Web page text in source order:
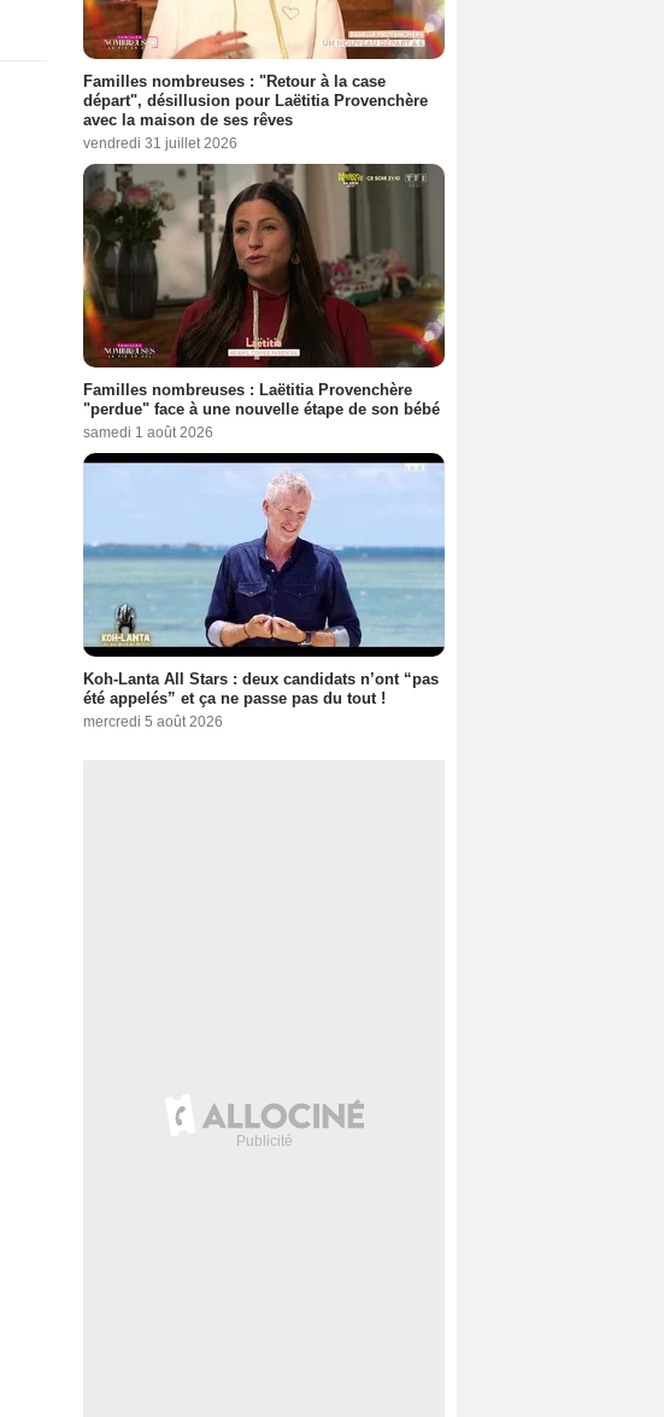
Familles nombreuses : "Retour à la case
départ", désillusion pour Laëtitia Provenchère
avec la maison de ses rêves
vendredi 31 juillet 2026
Familles nombreuses : Laëtitia Provenchère
"perdue" face à une nouvelle étape de son bébé
samedi 1 août 2026
Koh-Lanta All Stars : deux candidats n’ont “pas
été appelés” et ça ne passe pas du tout !
mercredi 5 août 2026